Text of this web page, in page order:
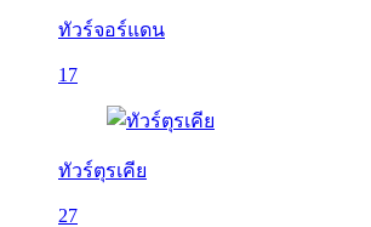
ทัวร์จอร์แดน
17
ทัวร์ตุรเคีย
27